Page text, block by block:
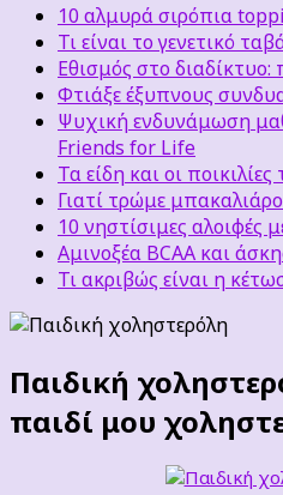
10 αλμυρά σιρόπια
Τι είναι το γενετικό
Εθισμός στο
Φτιάξε έξυπνους
Ψυχική ενδυνάμωση
Friends for Life
Τα είδη και οι
Γιατί τρώμε
10 νηστίσιμες αλοιφές
Αμινοξέα BCAA και
Τι ακριβώς είναι η
Παιδική
παιδί μου